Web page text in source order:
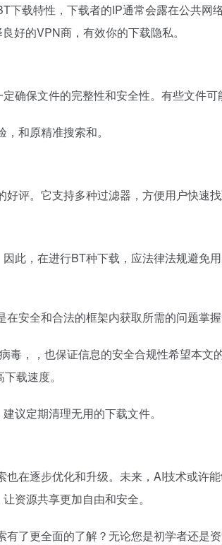
下载特性，下载者的IP通常会露在公共
好的VPN商，有效你的下载隐私。
确保文件的完整性和安全性。有些文件
和原精准搜索和。
评。它支持多种过滤器，方便用户快速
此，在进行BT种下载，应法律法规避
安全和合法的框架内获取所需的问题
毒，，也保证信息的安全合规性希望本
载速度。
议定期清理无用的下载文件。
在逐步优化和升级。未来，AI技术或许
资源共享更加自由和安全。
了更全面的了解？无论您是初学者还